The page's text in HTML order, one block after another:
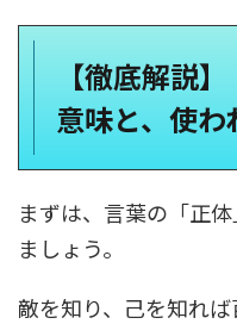
【徹底解説
意味と、使
まずは、言葉の「正
ましょう。
敵を知り、己を知れば